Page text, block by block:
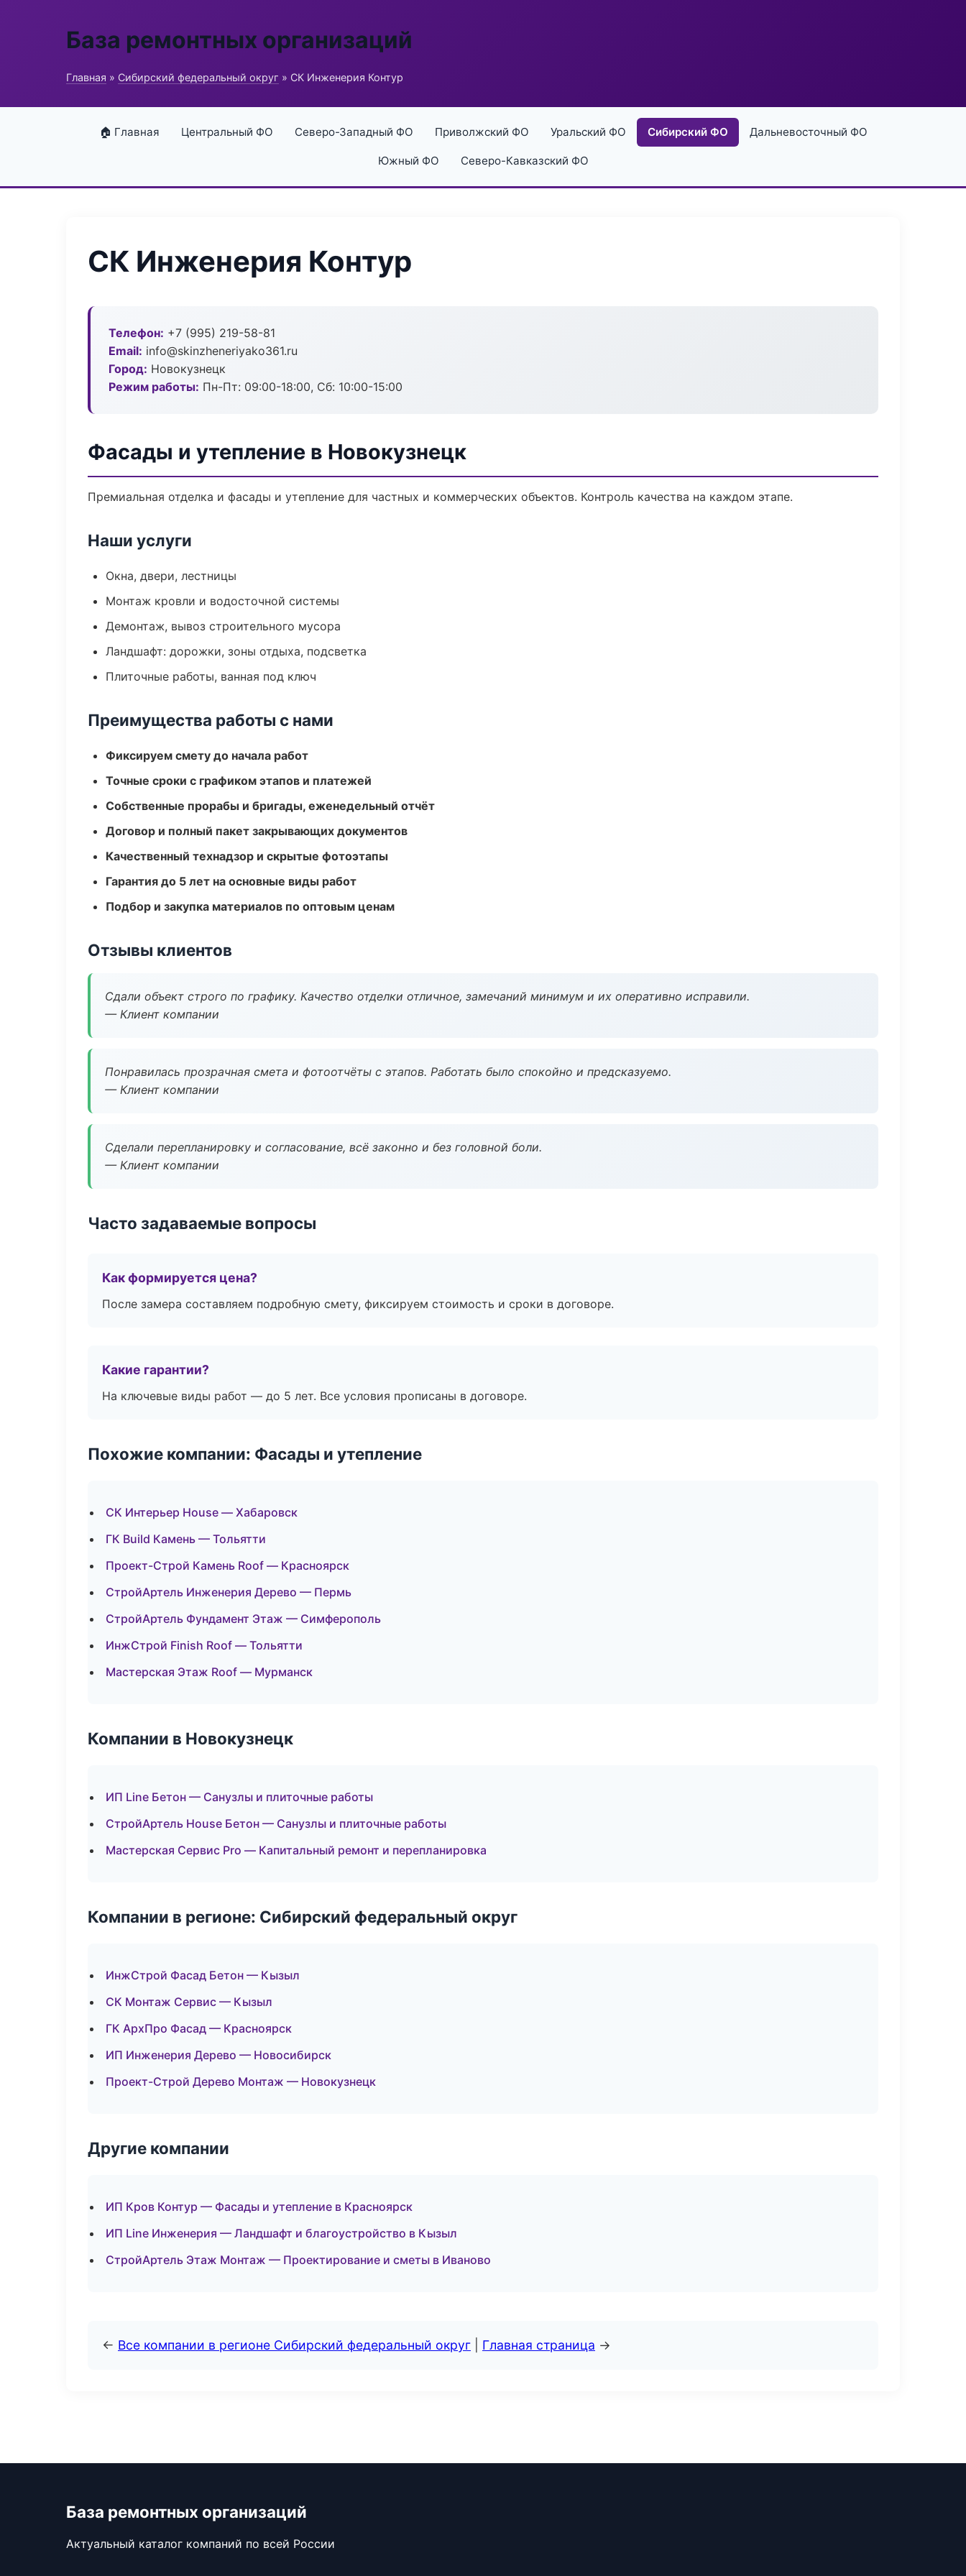
База ремонтных организаций
Главная » Сибирский федеральный округ » СК Инженерия Контур
🏠 Главная Центральный ФО Северо-Западный ФО Приволжский ФО Уральский ФО Сибирский ФО Дальневосточный ФО
Южный ФО Северо-Кавказский ФО
СК Инженерия Контур
Телефон: +7 (995) 219-58-81
Email: info@skinzheneriyako361.ru
Город: Новокузнецк
Режим работы: Пн-Пт: 09:00-18:00, Сб: 10:00-15:00
Фасады и утепление в Новокузнецк
Премиальная отделка и фасады и утепление для частных и коммерческих объектов. Контроль качества на каждом этапе.
Наши услуги
Окна, двери, лестницы
Монтаж кровли и водосточной системы
Демонтаж, вывоз строительного мусора
Ландшафт: дорожки, зоны отдыха, подсветка
Плиточные работы, ванная под ключ
Преимущества работы с нами
Фиксируем смету до начала работ
Точные сроки с графиком этапов и платежей
Собственные прорабы и бригады, еженедельный отчёт
Договор и полный пакет закрывающих документов
Качественный технадзор и скрытые фотоэтапы
Гарантия до 5 лет на основные виды работ
Подбор и закупка материалов по оптовым ценам
Отзывы клиентов
Сдали объект строго по графику. Качество отделки отличное, замечаний минимум и их оперативно исправили.
— Клиент компании
Понравилась прозрачная смета и фотоотчёты с этапов. Работать было спокойно и предсказуемо.
— Клиент компании
Сделали перепланировку и согласование, всё законно и без головной боли.
— Клиент компании
Часто задаваемые вопросы
Как формируется цена?
После замера составляем подробную смету, фиксируем стоимость и сроки в договоре.
Какие гарантии?
На ключевые виды работ — до 5 лет. Все условия прописаны в договоре.
Похожие компании: Фасады и утепление
СК Интерьер House — Хабаровск
ГК Build Камень — Тольятти
Проект-Строй Камень Roof — Красноярск
СтройАртель Инженерия Дерево — Пермь
СтройАртель Фундамент Этаж — Симферополь
ИнжСтрой Finish Roof — Тольятти
Мастерская Этаж Roof — Мурманск
Компании в Новокузнецк
ИП Line Бетон — Санузлы и плиточные работы
СтройАртель House Бетон — Санузлы и плиточные работы
Мастерская Сервис Pro — Капитальный ремонт и перепланировка
Компании в регионе: Сибирский федеральный округ
ИнжСтрой Фасад Бетон — Кызыл
СК Монтаж Сервис — Кызыл
ГК АрхПро Фасад — Красноярск
ИП Инженерия Дерево — Новосибирск
Проект-Строй Дерево Монтаж — Новокузнецк
Другие компании
ИП Кров Контур — Фасады и утепление в Красноярск
ИП Line Инженерия — Ландшафт и благоустройство в Кызыл
СтройАртель Этаж Монтаж — Проектирование и сметы в Иваново
← Все компании в регионе Сибирский федеральный округ Главная страница →
База ремонтных организаций
Актуальный каталог компаний по всей России